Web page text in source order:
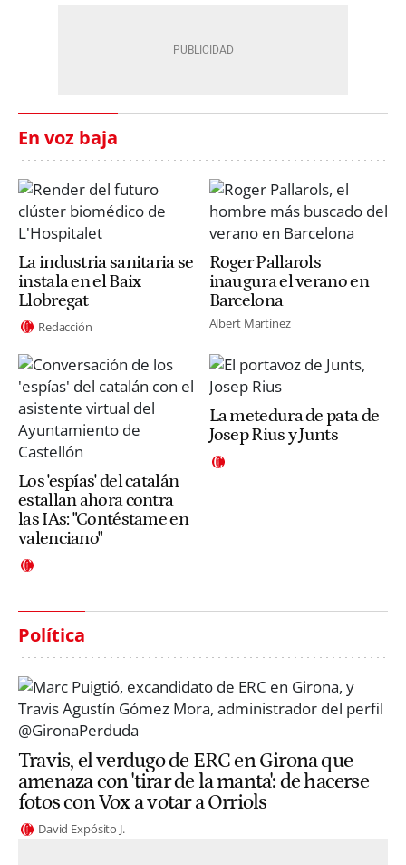
En voz baja
La industria sanitaria se
instala en el Baix
Llobregat
Redacción
Roger Pallarols
inaugura el verano en
Barcelona
Albert Martínez
Los 'espías' del catalán
estallan ahora contra
las IAs: "Contéstame en
valenciano"
La metedura de pata de
Josep Rius y Junts
Política
Travis, el verdugo de ERC en Girona que
amenaza con 'tirar de la manta': de hacerse
fotos con Vox a votar a Orriols
David Expósito J.